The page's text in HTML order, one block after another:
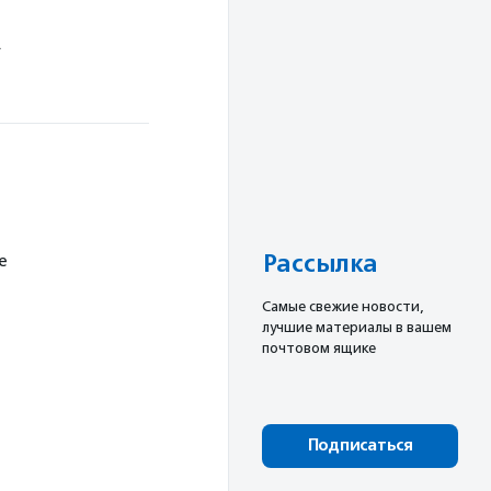
Рассылка
Cамые свежие новости,
лучшие материалы в вашем
почтовом ящике
Подписаться